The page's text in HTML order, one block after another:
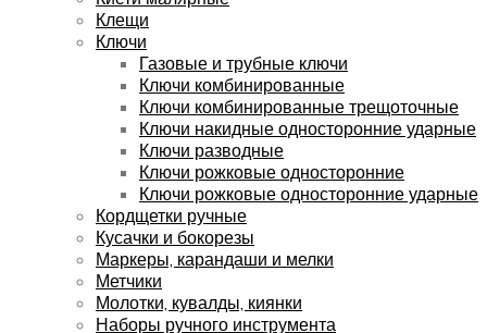
Клещи
Ключи
Газовые и трубные ключи
Ключи комбинированные
Ключи комбинированные трещоточные
Ключи накидные односторонние ударные
Ключи разводные
Ключи рожковые односторонние
Ключи рожковые односторонние ударные
Кордщетки ручные
Кусачки и бокорезы
Маркеры, карандаши и мелки
Метчики
Молотки, кувалды, киянки
Наборы ручного инструмента